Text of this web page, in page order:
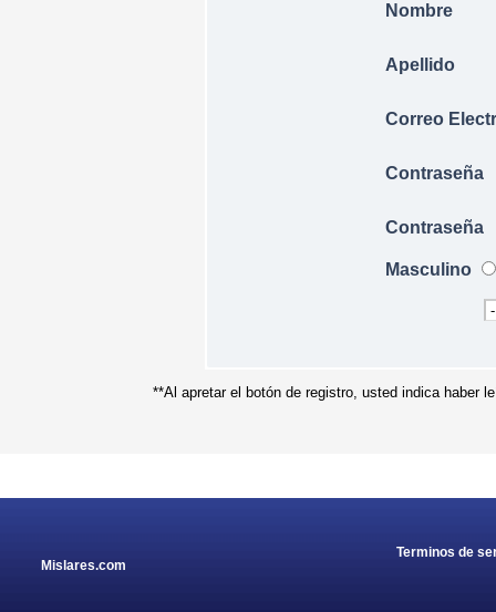
Nombre
Apellido
Correo
Contraseña
Contraseña
Masculino
**Al apretar el botón de registro, usted indica haber
Mislares.com
Terminos de